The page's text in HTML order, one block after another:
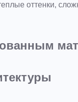
оттенки,